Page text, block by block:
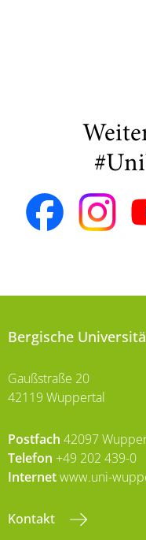
Bergische
Gaußstraße 20
42119 Wuppertal
Postfach 42097
Telefon +49 202 439-0
Internetwww.uni-
Kontakt